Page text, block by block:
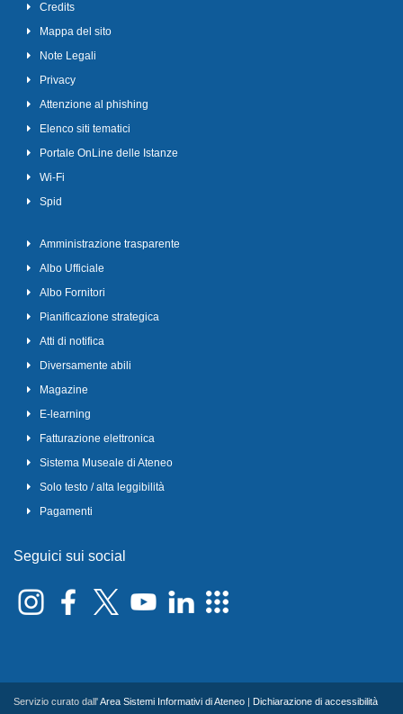
Credits
Mappa del sito
Note Legali
Privacy
Attenzione al phishing
Elenco siti tematici
Portale OnLine delle Istanze
Wi-Fi
Spid
Amministrazione trasparente
Albo Ufficiale
Albo Fornitori
Pianificazione strategica
Atti di notifica
Diversamente abili
Magazine
E-learning
Fatturazione elettronica
Sistema Museale di Ateneo
Solo testo / alta leggibilità
Pagamenti
Seguici sui social
Servizio curato dall'Area Sistemi Informativi di Ateneo Dichiarazione di accessibilità